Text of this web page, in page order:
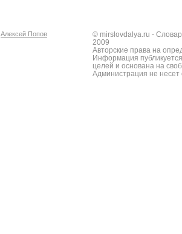
Алексей Попов
© mirslovdalya.ru -
2009
Авторские права на
Информация
целей и основана на
Администрация не несет